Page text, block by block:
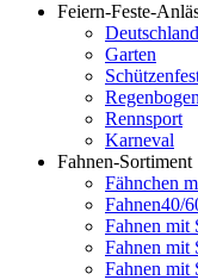
Feiern-Feste-
Deutschland
Garten
Regenbogen
Rennsport
Karneval
Fahnen-Sortiment
Fähnchen
Fahnen40/
Fahnen mit
Fahnen mit
Fahnen mit